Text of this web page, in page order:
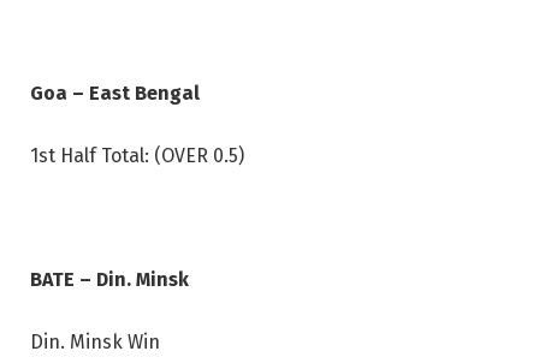
Goa – East Bengal
1st Half Total: (OVER 0.5)
BATE – Din. Minsk
Din. Minsk Win